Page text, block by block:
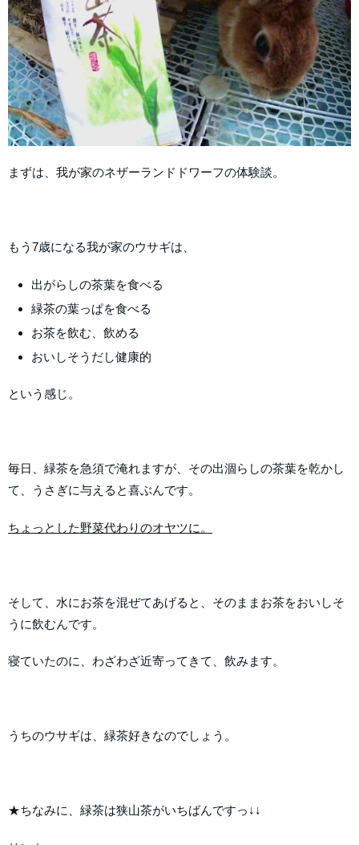
まずは、我が家のネザーランドドワーフの体験談。
もう7歳になる我が家のウサギは、
出がらしの茶葉を食べる
緑茶の葉っぱを食べる
お茶を飲む、飲める
おいしそうだし健康的
という感じ。
毎日、緑茶を急須で淹れますが、その出涸らしの茶葉を乾かし
て、うさぎに与えると喜ぶんです。
ちょっとした野菜代わりのオヤツに。
そして、水にお茶を混ぜてあげると、そのままお茶をおいしそ
うに飲むんです。
寝ていたのに、わざわざ近寄ってきて、飲みます。
うちのウサギは、緑茶好きなのでしょう。
★ちなみに、緑茶は狭山茶がいちばんですっ↓↓